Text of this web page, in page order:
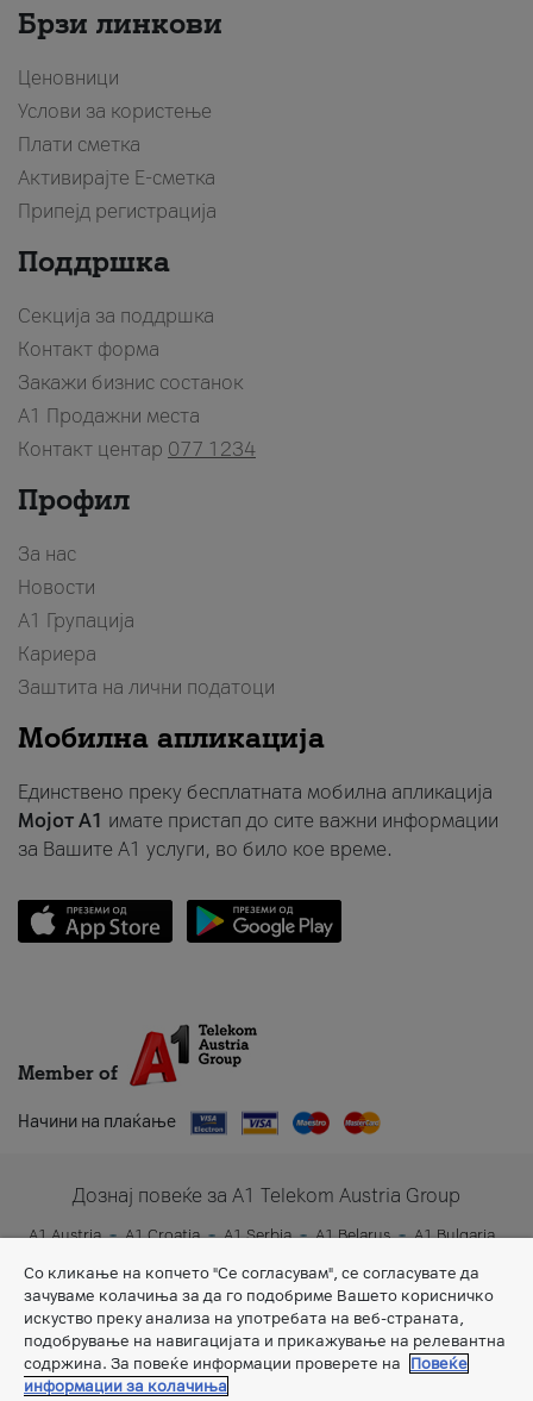
Брзи линкови
Ценовници
Услови за користење
Плати сметка
Активирајте Е-сметка
Припејд регистрација
Поддршка
Секција за поддршка
Контакт форма
Закажи бизнис состанок
A1 Продажни места
Контакт центар 077 1234
Профил
За нас
Новости
А1 Групација
Кариера
Заштита на лични податоци
Мобилна апликација
Единствено преку бесплатната мобилна апликација
Мојот A1 имате пристап до сите важни информации
за Вашите A1 услуги, во било кое време.
Member of
Начини на плаќање
Дознај повеќе за A1 Telekom Austria Group
A1 Austria A1 Croatia A1 Serbia A1 Belarus
A1 Bulgaria
A1 Slovenia
A1 Digital
Со кликање на копчето "Се согласувам", се согласувате да
зачуваме колачиња за да го подобриме Вашето корисничко
искуство преку анализа на употребата на веб-страната,
подобрување на навигацијата и прикажување на релевантна
содржина. За повеќе информации проверете на
Повеќе
информации за колачиња